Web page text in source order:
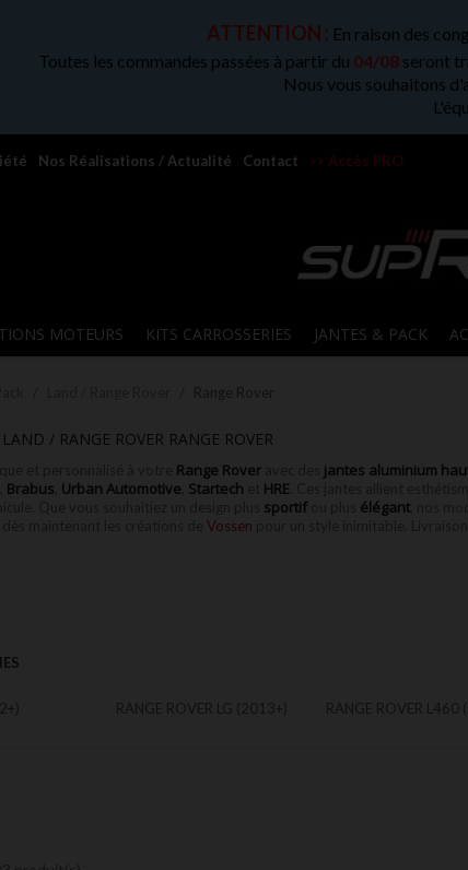
ATTENTION : En raison des
Toutes les commandes passées à partir du 04/08 seront
Nous vous souhaitons
Nos Réalisations / Actualité Contact >> Accès PRO
MOTEURS KITS CARROSSERIES JANTES & PACK
/ RANGE ROVER RANGE ROVER
Range Rover jantes aluminium
Brabus Urban Automotive Startech HRE
sportifou plus élégant
Vossen